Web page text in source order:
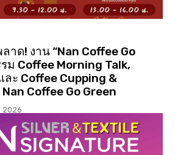
า #มนตรา #น่านนครา #เมืองเก่ามีชีวิต”
ด! งาน “Nan Coffee Go
ม Coffee Morning Talk,
ละ Coffee Cupping &
Coffee Go Green
2026